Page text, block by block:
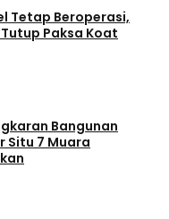
Tetap Beroperasi,
Paksa Koat
Bangunan
Situ 7 Muara